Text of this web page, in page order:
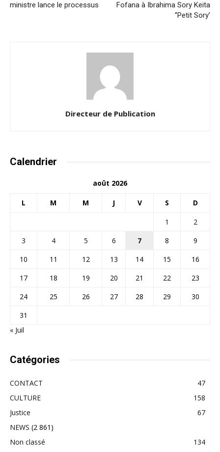
ministre lance le processus
Fofana à Ibrahima Sory Keita
‘’Petit Sory’
Directeur de Publication
Calendrier
août 2026
L M M J V S D
1
2
3
4 5 6 7 8
9
10
11 12 13 14 15
16
17
18 19 20 21 22
23
24
25 26 27 28 29
30
31
« Juil
Catégories
CONTACT
47
CULTURE
158
Justice
67
NEWS (2 861)
Non classé
134